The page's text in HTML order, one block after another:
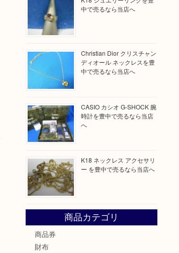
中で売るなら当店へ
Christian Dior クリスチャン
ディオール ネックレスを豊
中で売るなら当店へ
CASIO カシオ G-SHOCK 腕
時計を豊中で売るなら当店
へ
K18 ネックレス アクセサリ
ー を豊中で売るなら当店へ
商品カテゴリ
商品券
財布